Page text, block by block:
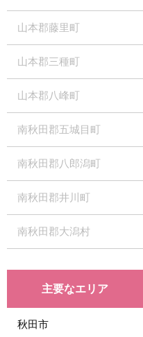
山本郡藤里町
山本郡三種町
山本郡八峰町
南秋田郡五城目町
南秋田郡八郎潟町
南秋田郡井川町
南秋田郡大潟村
主要なエリア
秋田市